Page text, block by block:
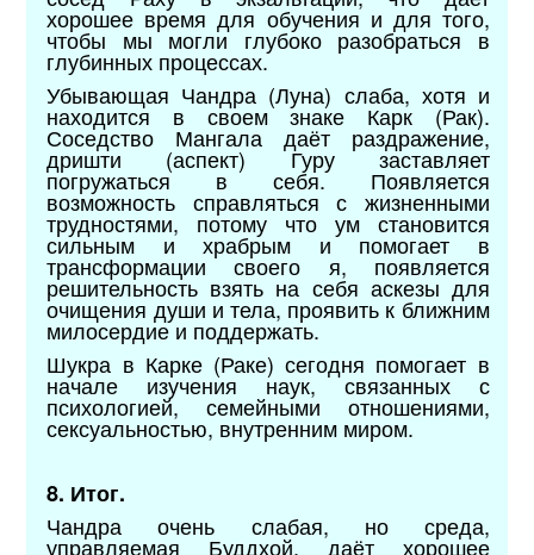
хорошее время для обучения и для того,
чтобы мы могли глубоко разобраться в
глубинных процессах.
Убывающая Чандра (Луна) слаба, хотя и
находится в своем знаке Карк (Рак).
Соседство Мангала даёт раздражение,
дришти (аспект) Гуру заставляет
погружаться в себя. Появляется
возможность справляться с жизненными
трудностями, потому что ум становится
сильным и храбрым и помогает в
трансформации своего я, появляется
решительность взять на себя аскезы для
очищения души и тела, проявить к ближним
милосердие и поддержать.
Шукра в Карке (Раке) сегодня помогает в
начале изучения наук, связанных с
психологией, семейными отношениями,
сексуальностью, внутренним миром.
8. Итог.
Чандра очень слабая, но среда,
управляемая Буддхой, даёт хорошее